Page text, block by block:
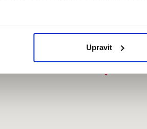
Upravit